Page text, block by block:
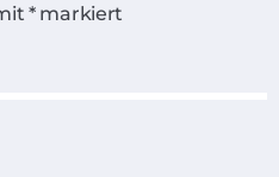
*markiert